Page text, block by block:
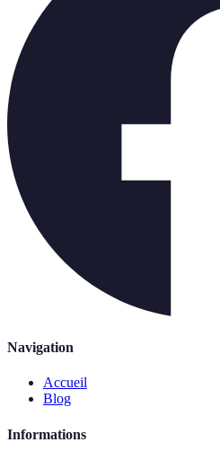
Navigation
Accueil
Blog
Informations